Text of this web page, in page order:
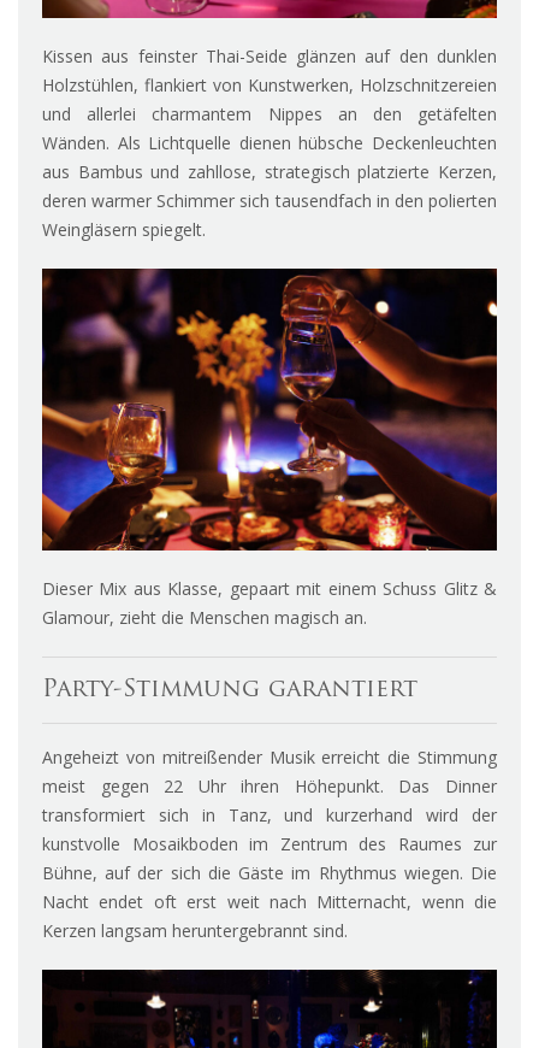
Kissen aus feinster Thai-Seide glänzen auf den dunklen
Holzstühlen, flankiert von Kunstwerken, Holzschnitzereien
und allerlei charmantem Nippes an den getäfelten
Wänden. Als Lichtquelle dienen hübsche Deckenleuchten
aus Bambus und zahllose, strategisch platzierte Kerzen,
deren warmer Schimmer sich tausendfach in den polierten
Weingläsern spiegelt.
Dieser Mix aus Klasse, gepaart mit einem Schuss Glitz &
Glamour, zieht die Menschen magisch an.
Party-Stimmung garantiert
Angeheizt von mitreißender Musik erreicht die Stimmung
meist gegen 22 Uhr ihren Höhepunkt. Das Dinner
transformiert sich in Tanz, und kurzerhand wird der
kunstvolle Mosaikboden im Zentrum des Raumes zur
Bühne, auf der sich die Gäste im Rhythmus wiegen. Die
Nacht endet oft erst weit nach Mitternacht, wenn die
Kerzen langsam heruntergebrannt sind.